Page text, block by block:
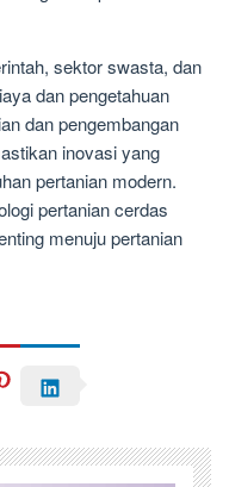
sektor swasta, dan
dan pengetahuan
dan pengembangan
inovasi yang
pertanian modern.
pertanian cerdas
menuju pertanian